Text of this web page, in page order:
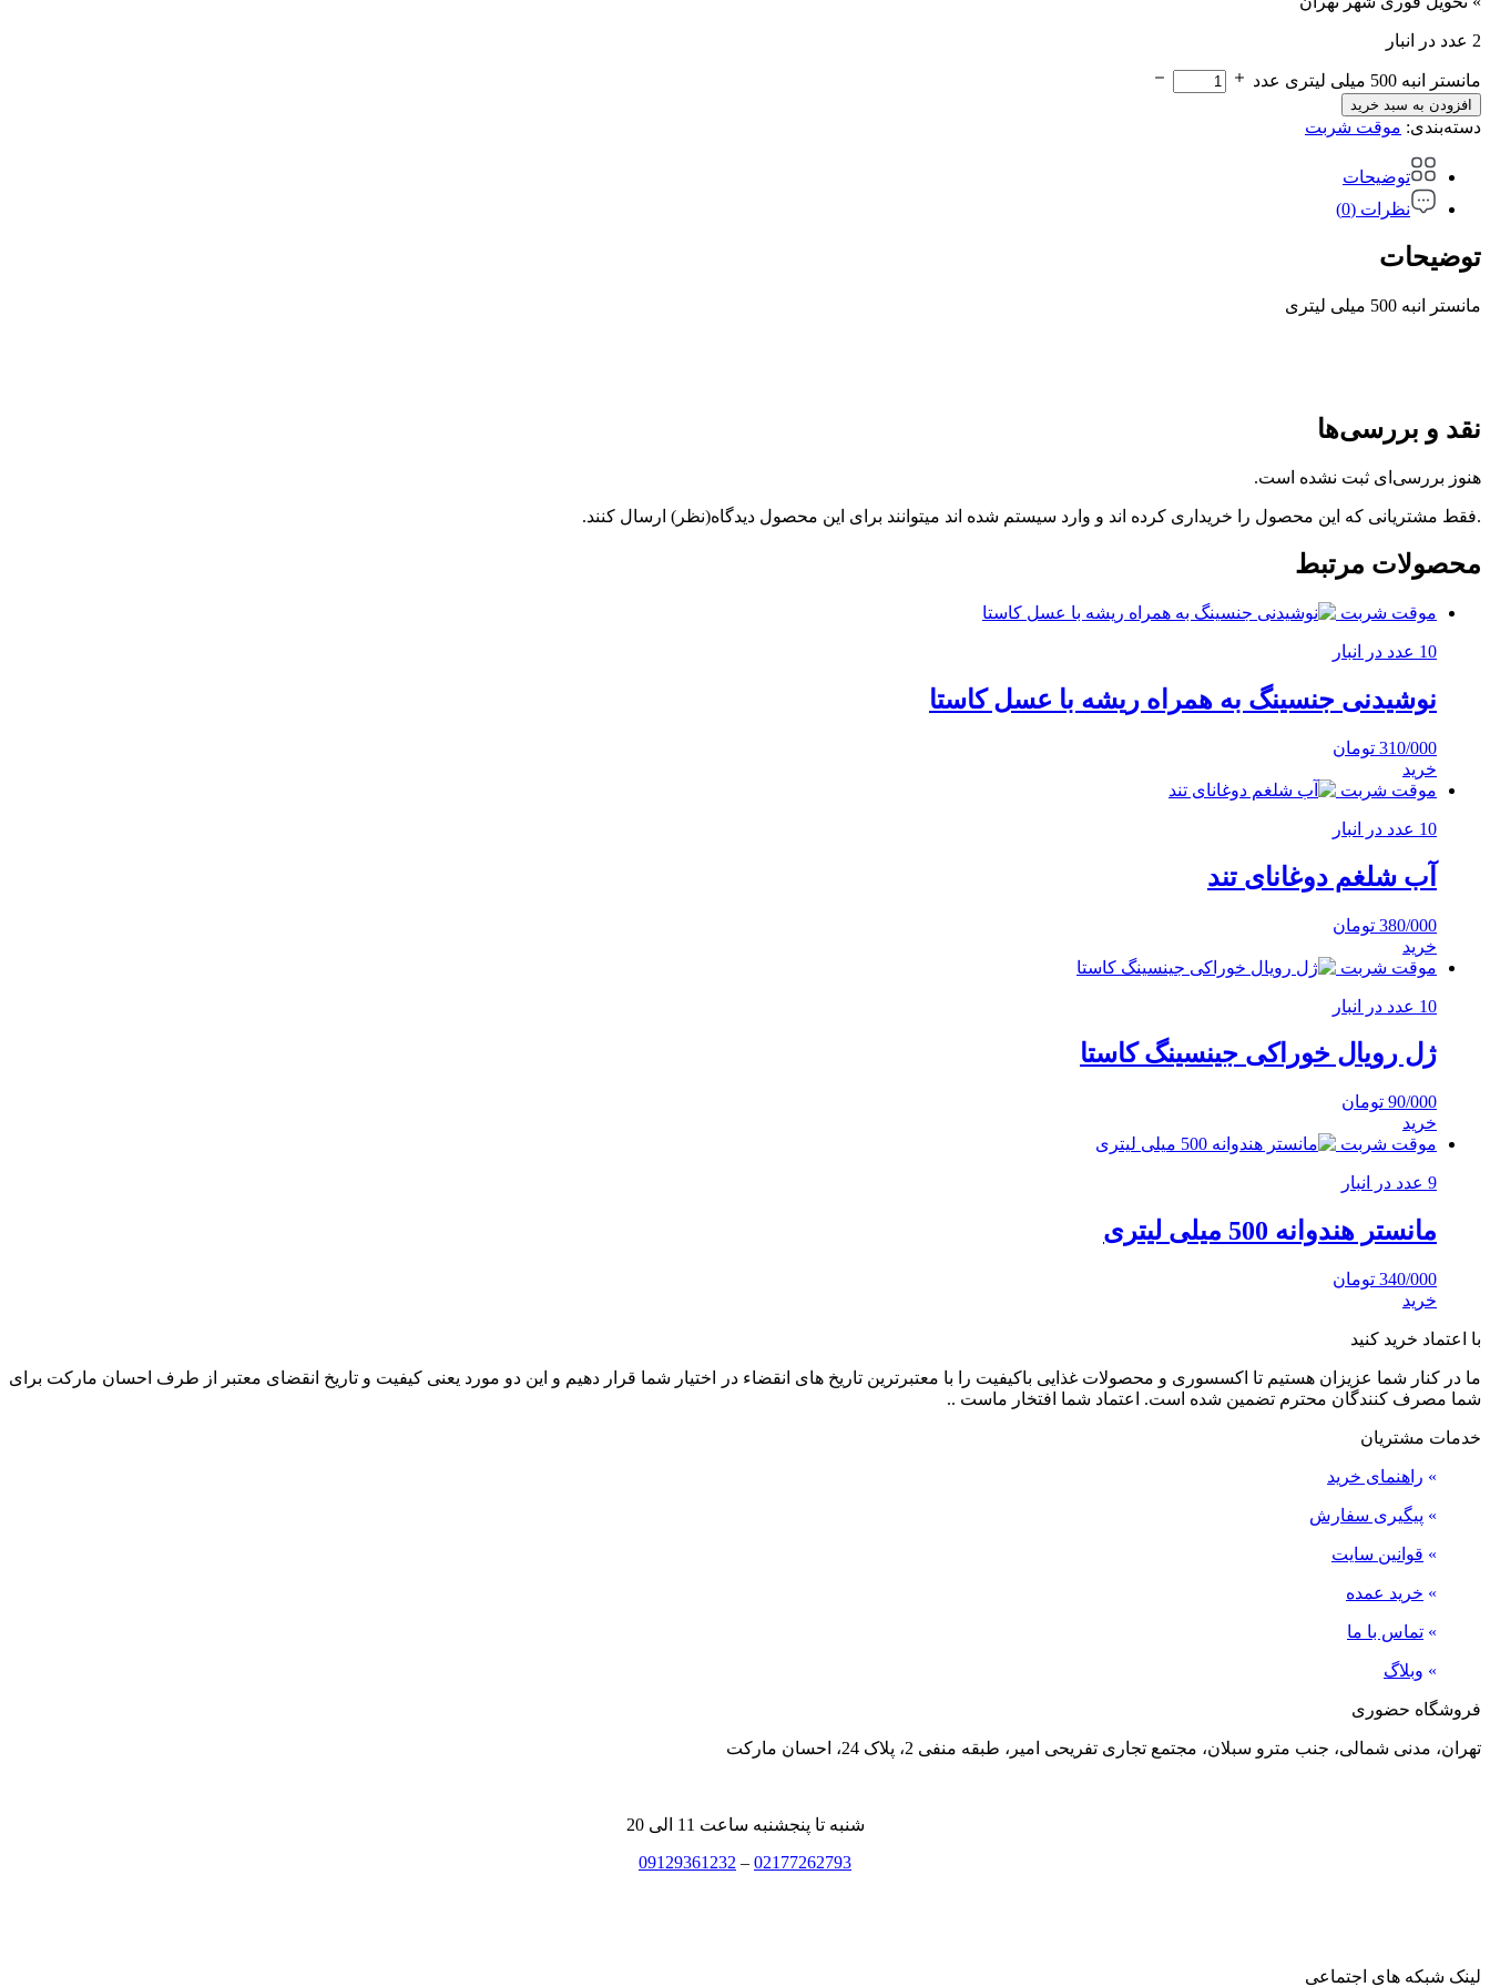
2 عدد در انبار
مانستر انبه 500 میلی لیتری عدد
افزودن به سبد خرید
دسته‌بندی: موقت شربت
توضیحات
نظرات (0)
توضیحات
مانستر انبه 500 میلی لیتری
نقد و بررسی‌ها
هنوز بررسی‌ای ثبت نشده است.
.فقط مشتریانی که این محصول را خریداری کرده اند و وارد سیستم شده اند میتوانند برای این محصول دیدگاه(نظر) ارسال کنند.
محصولات مرتبط
موقت شربت
10 عدد در انبار
نوشیدنی جنسینگ به همراه ریشه با عسل کاستا
310/000 تومان
خرید
موقت شربت
10 عدد در انبار
آب شلغم دوغانای تند
380/000 تومان
خرید
موقت شربت
10 عدد در انبار
ژل رویال خوراکی جینسینگ کاستا
90/000 تومان
خرید
موقت شربت
9 عدد در انبار
مانستر هندوانه 500 میلی لیتری
340/000 تومان
خرید
با اعتماد خرید کنید
ما در کنار شما عزیزان هستیم تا اکسسوری و محصولات غذایی باکیفیت را با معتبرترین تاریخ های انقضاء در اختیار شما قرار دهیم و این دو مورد یعنی کیفیت و تاریخ انقضای معتبر از طرف احسان مارکت برای
شما مصرف کنندگان محترم تضمین شده است. اعتماد شما افتخار ماست ..
خدمات مشتریان
» راهنمای خرید
» پیگیری سفارش
» قوانین سایت
» خرید عمده
» تماس با ما
» وبلاگ
فروشگاه حضوری
تهران، مدنی شمالی، جنب مترو سبلان، مجتمع تجاری تفریحی امیر، طبقه منفی 2، پلاک 24، احسان مارکت
شنبه تا پنجشنبه ساعت 11 الی 20
02177262793
–
09129361232
لینک شبکه های اجتماعی